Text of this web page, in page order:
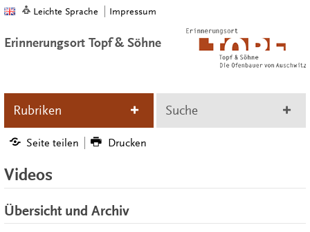
Leichte Sprache Impressum
Erinnerungsort Topf & Söhne
Rubriken Suche
Seite teilen Drucken
Videos
Übersicht und Archiv